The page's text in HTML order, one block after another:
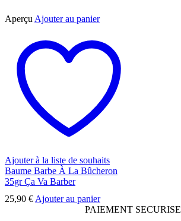
Aperçu Ajouter au panier
Ajouter à la liste de souhaits
Baume Barbe À La Bûcheron
35gr Ça Va Barber
25,90 € Ajouter au panier
PAIEMENT SECURISE